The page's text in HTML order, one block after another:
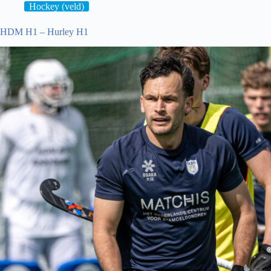
Hockey (veld)
HDM H1 – Hurley H1